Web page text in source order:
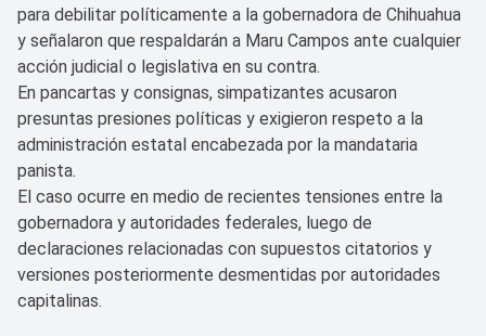
para debilitar políticamente a la gobernadora de Chihuahua
y señalaron que respaldarán a Maru Campos ante cualquier
acción judicial o legislativa en su contra.
En pancartas y consignas, simpatizantes acusaron
presuntas presiones políticas y exigieron respeto a la
administración estatal encabezada por la mandataria
panista.
El caso ocurre en medio de recientes tensiones entre la
gobernadora y autoridades federales, luego de
declaraciones relacionadas con supuestos citatorios y
versiones posteriormente desmentidas por autoridades
capitalinas.